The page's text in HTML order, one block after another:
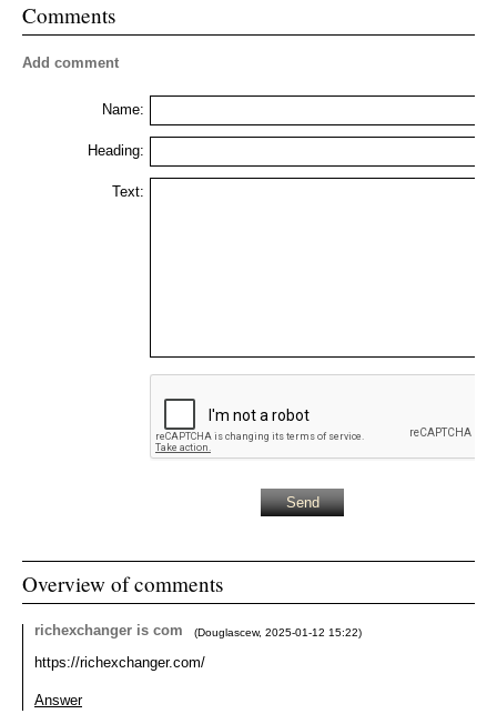
Comments
Add comment
Name:
Heading:
Text:
Overview of comments
richexchanger is com (Douglascew, 2025-01-12 15:22)
https://richexchanger.com/
Answer